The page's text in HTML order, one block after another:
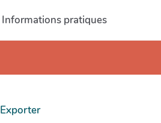
Informations pratiques
Exporter